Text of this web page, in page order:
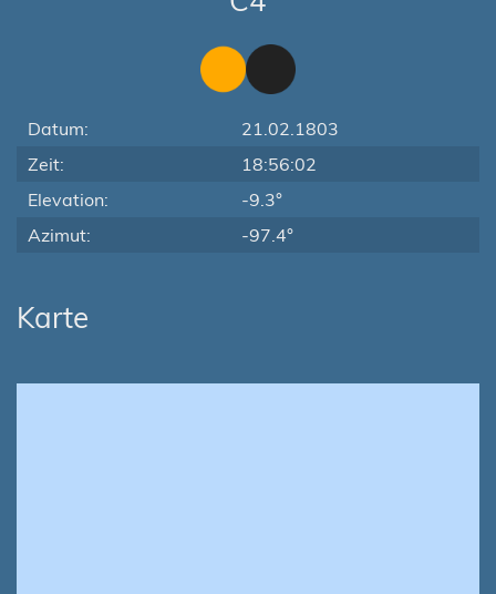
Datum:
21.02.1803
Zeit:
18:56:02
Elevation:
-9.3°
Azimut:
-97.4°
Karte